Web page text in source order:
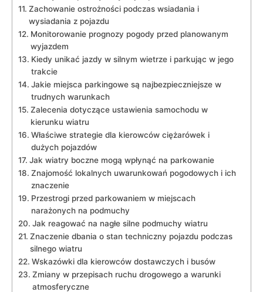
Zachowanie ostrożności⁤ podczas ⁤wsiadania i
wysiadania z pojazdu
Monitorowanie prognozy pogody przed planowanym
wyjazdem
Kiedy unikać jazdy w ⁤silnym wietrze i parkując w jego ​
trakcie
Jakie‌ miejsca parkingowe są najbezpieczniejsze w
trudnych warunkach
Zalecenia dotyczące ustawienia ‌samochodu w
kierunku ‌wiatru
Właściwe strategie dla kierowców ciężarówek i
dużych pojazdów
Jak wiatry boczne mogą wpłynąć na parkowanie
Znajomość lokalnych uwarunkowań pogodowych i ich
znaczenie
Przestrogi przed parkowaniem w miejscach
⁢narażonych na⁤ podmuchy
Jak ‌reagować na nagłe silne podmuchy wiatru
Znaczenie dbania‌ o stan techniczny pojazdu ⁤podczas
silnego wiatru
Wskazówki ‌dla⁢ kierowców dostawczych‌ i busów
Zmiany w przepisach⁣ ruchu drogowego a warunki
atmosferyczne